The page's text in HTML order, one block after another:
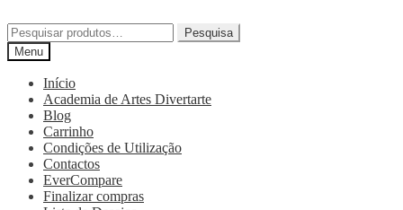
Pesquisa
Menu
Início
Academia de Artes Divertarte
Blog
Carrinho
Condições de Utilização
Contactos
EverCompare
Finalizar compras